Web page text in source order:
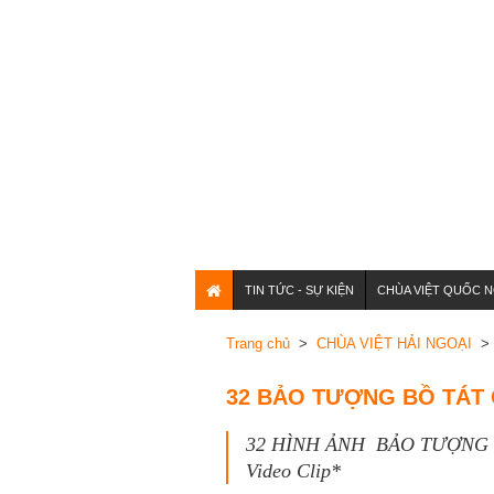
TIN TỨC - SỰ KIỆN CHÙA VIỆT QUỐC
Trang chủ> CHÙA VIỆT HẢI NGOẠI >
32 BẢO TƯỢNG BỒ TÁT
32 HÌNH ẢNH BẢO TƯỢNG
Video Clip*